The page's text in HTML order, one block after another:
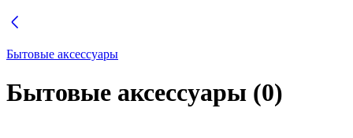
Бытовые аксессуары
Бытовые аксессуары (0)